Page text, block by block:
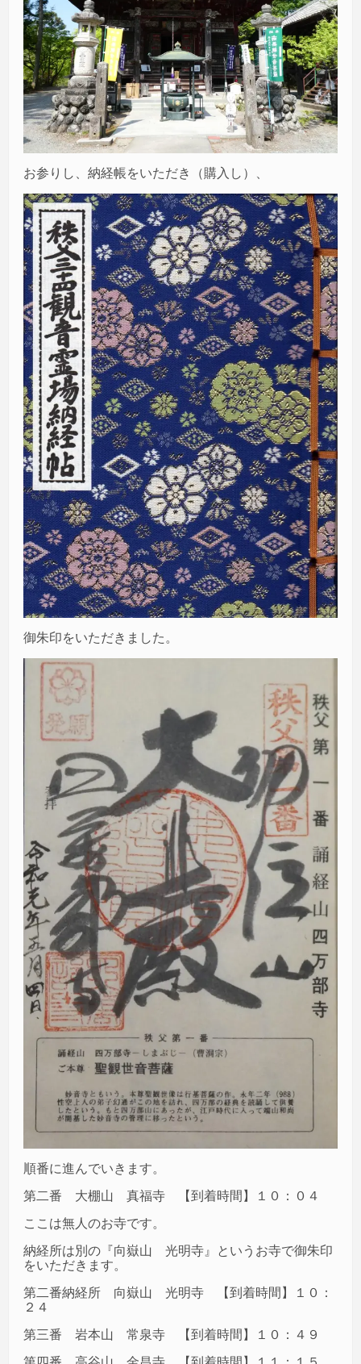
お参りし、納経帳をいただき（購入し）、
御朱印をいただきました。
順番に進んでいきます。
第二番 大棚山 真福寺 【到着時間】１０：０４
ここは無人のお寺です。
納経所は別の『向嶽山 光明寺』というお寺で御朱印
をいただきます。
第二番納経所 向嶽山 光明寺 【到着時間】１０：
２４
第三番 岩本山 常泉寺 【到着時間】１０：４９